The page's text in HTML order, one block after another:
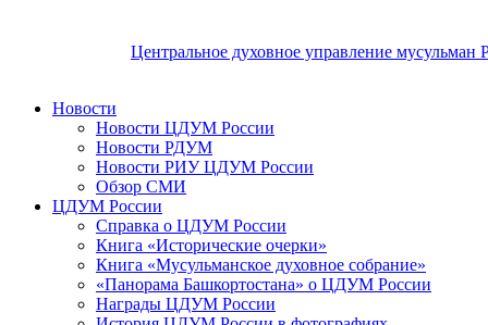
Центральное духовное управление мусульман
Новости
Новости ЦДУМ России
Новости РДУМ
Новости РИУ ЦДУМ России
Обзор СМИ
ЦДУМ России
Справка о ЦДУМ России
Книга «Исторические очерки»
Книга «Мусульманское духовное собрание»
«Панорама Башкортостана» о ЦДУМ России
Награды ЦДУМ России